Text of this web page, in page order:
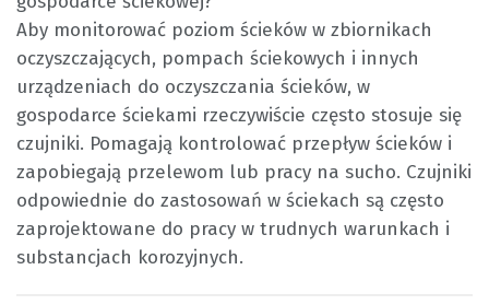
Aby monitorować poziom ścieków w zbiornikach
oczyszczających, pompach ściekowych i innych
urządzeniach do oczyszczania ścieków, w
gospodarce ściekami rzeczywiście często stosuje się
czujniki. Pomagają kontrolować przepływ ścieków i
zapobiegają przelewom lub pracy na sucho. Czujniki
odpowiednie do zastosowań w ściekach są często
zaprojektowane do pracy w trudnych warunkach i
substancjach korozyjnych.